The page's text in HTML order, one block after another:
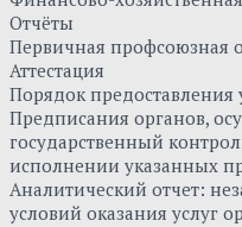
Отчёты
Первичная профсоюзная
Аттестация
Порядок предоставления
Предписания органов,
государственный
исполнении указанных
Аналитический отчет:
условий оказания услуг